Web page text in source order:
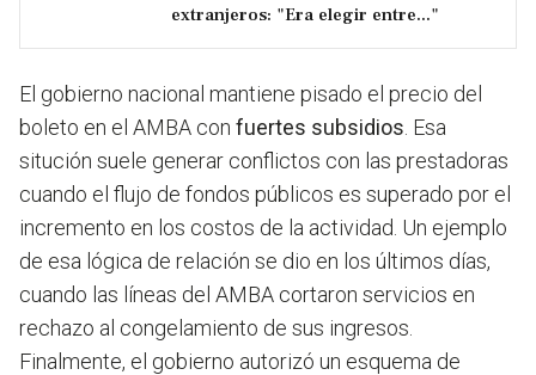
extranjeros: "Era elegir entre..."
El gobierno nacional mantiene pisado el precio del
boleto en el AMBA con fuertes subsidios . Esa
situción suele generar conflictos con las prestadoras
cuando el flujo de fondos públicos es superado por el
incremento en los costos de la actividad. Un ejemplo
de esa lógica de relación se dio en los últimos días,
cuando las líneas del AMBA cortaron servicios en
rechazo al congelamiento de sus ingresos.
Finalmente, el gobierno autorizó un esquema de